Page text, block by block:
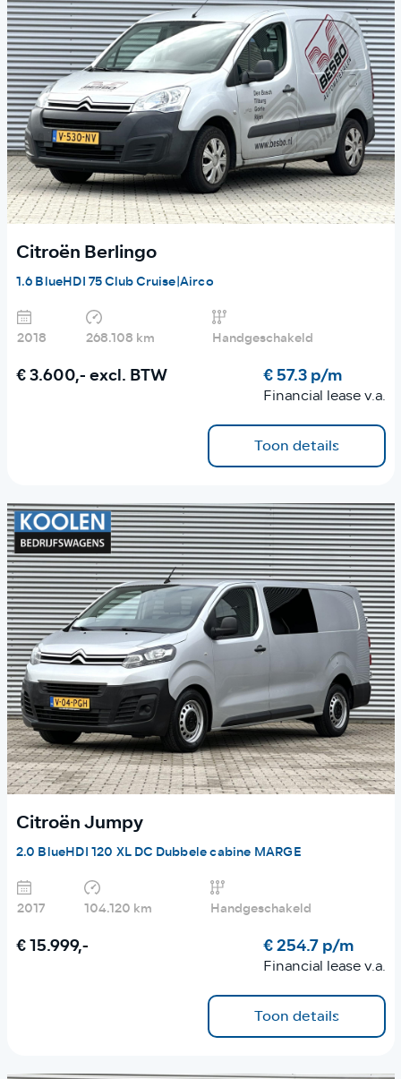
Citroën Berlingo
1.6 BlueHDI 75 Club Cruise|Airco
2018 268.108 km Handgeschakeld
€ 3.600,-excl. BTW € 57.3 p/m
Financial lease v.a.
Toon details
Citroën Jumpy
2.0 BlueHDI 120 XL DC Dubbele cabine MARGE
2017 104.120 km Handgeschakeld
€ 15.999,- € 254.7 p/m
Financial lease v.a.
Toon details